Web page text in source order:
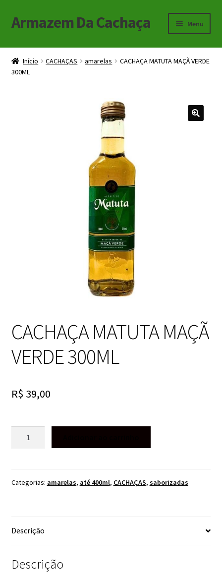
Pular
para
Pular
para
conteúdo
Armazem Da Cachaça Menu
Início
Carrinho
Início CACHAÇAS amarelas
CACHAÇA MATUTA MAÇÃ VERDE
300ML
CACHAÇA MATUTA MAÇÃ
VERDE 300ML
R$ 39,00
300ML
Categorias: amarelas, até 400ml, CACHAÇAS, saborizadas
Descrição
Descrição